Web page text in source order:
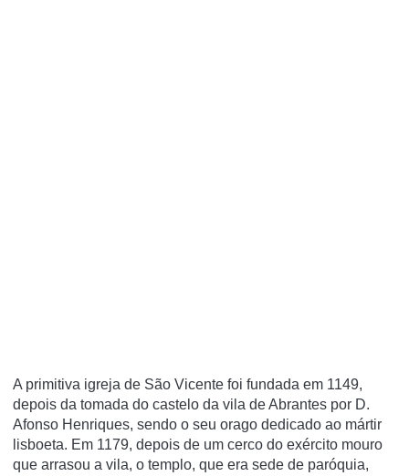
A primitiva igreja de São Vicente foi fundada em 1149,
depois da tomada do castelo da vila de Abrantes por D.
Afonso Henriques, sendo o seu orago dedicado ao mártir
lisboeta. Em 1179, depois de um cerco do exército mouro
que arrasou a vila, o templo, que era sede de paróquia,